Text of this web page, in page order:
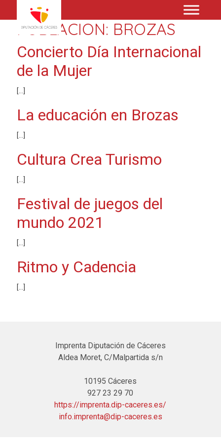
POBLACION: BROZAS
Concierto Día Internacional
de la Mujer
[…]
La educación en Brozas
[…]
Cultura Crea Turismo
[…]
Festival de juegos del
mundo 2021
[…]
Ritmo y Cadencia
[…]
Imprenta Diputación de Cáceres
Aldea Moret, C/Malpartida s/n
10195 Cáceres
927 23 29 70
https://imprenta.dip-caceres.es/
info.imprenta@dip-caceres.es